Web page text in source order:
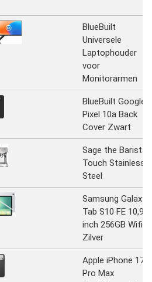
BlueBuilt
Universele
Laptophouder
voor
Monitorarmen
BlueBuilt Google
Pixel 10a Back
Cover Zwart
Sage the Barista
Touch Stainless
Steel
Samsung Galaxy
Tab S10 FE 10,9
inch 256GB Wifi
Zilver
Apple iPhone 17
Pro Max